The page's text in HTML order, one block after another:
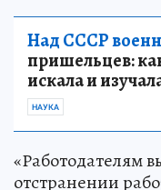
Над СССР
пришельцев:
искала и
НАУКА
«Работодателям
отстранении